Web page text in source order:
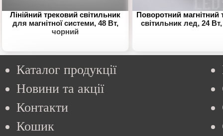
Лінійний трековий світильник
для магнітної системи, 48 Вт,
чорний
Поворотний магнітний
світильник лед, 24
Каталог продукції
Новини та акції
Контакти
Кошик